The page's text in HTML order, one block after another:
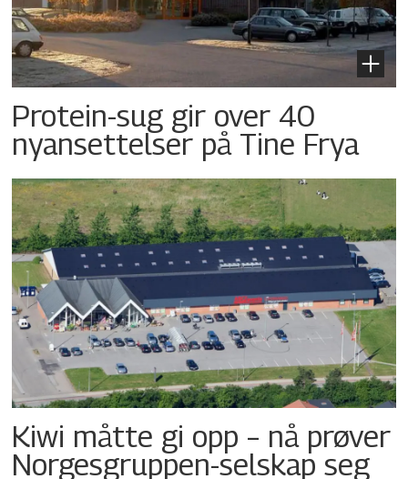
Protein-sug gir over 40
nyansettelser på Tine Frya
Kiwi måtte gi opp – nå prøver
Norgesgruppen-selskap seg